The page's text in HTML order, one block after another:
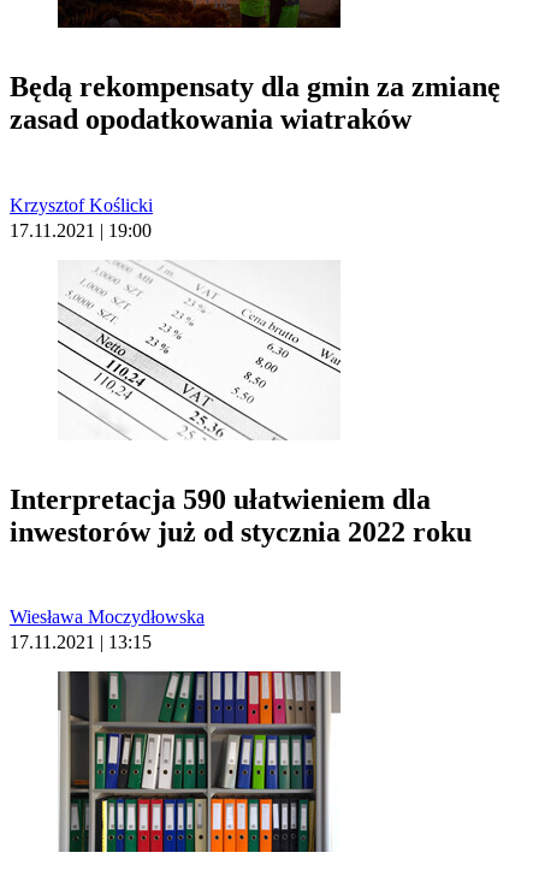
Będą rekompensaty dla gmin za zmianę
zasad opodatkowania wiatraków
Krzysztof Koślicki
17.11.2021 | 19:00
Interpretacja 590 ułatwieniem dla
inwestorów już od stycznia 2022 roku
Wiesława Moczydłowska
17.11.2021 | 13:15